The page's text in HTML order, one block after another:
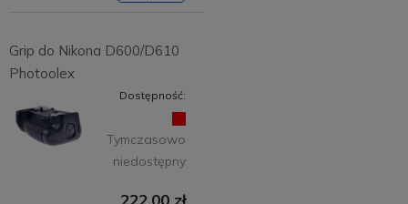
Grip do Nikona D600/D610
Photoolex
Dostępność:
Tymczasowo
niedostępny
222,00 zł